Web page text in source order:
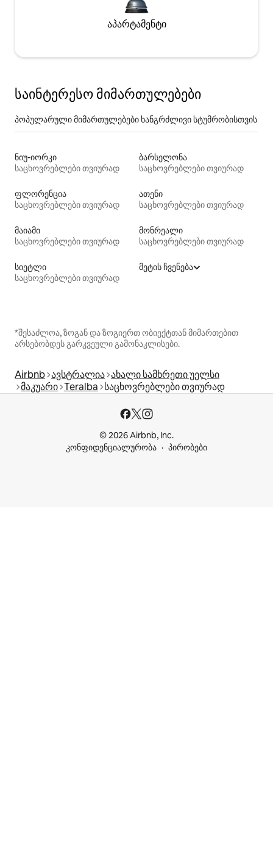
აპარტამენტი
საინტერესო მიმართულებები
პოპულარული მიმართულებები ხანგრძლივი სტუმრობისთვის
ნიუ-იორკი
საცხოვრებლები თვიურად
ბარსელონა
საცხოვრებლები თვიურად
ფლორენცია
საცხოვრებლები თვიურად
ათენი
საცხოვრებლები თვიურად
მაიამი
საცხოვრებლები თვიურად
მონრეალი
საცხოვრებლები თვიურად
სიეტლი
საცხოვრებლები თვიურად
მეტის ჩვენება
*შესაძლოა, ზოგან და ზოგიერთ ობიექტთან მიმართებით
არსებობდეს გარკვეული გამონაკლისები.
Airbnb ავსტრალია ახალი სამხრეთი უელსი
მაკუარი Teralba საცხოვრებლები თვიურად
© 2026 Airbnb, Inc.
კონფიდენციალურობა
პირობები